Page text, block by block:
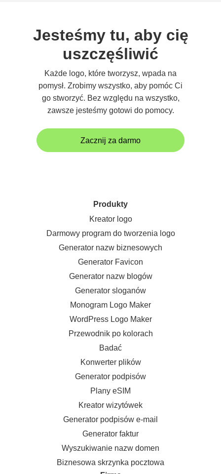
Jesteśmy tu, aby cię
uszczęśliwić
Każde logo, które tworzysz, wpada na
pomysł. Zrobimy wszystko, aby pomóc Ci
go stworzyć. Bez względu na wszystko,
zawsze jesteśmy gotowi do pomocy.
Zacznij za darmo
Produkty
Kreator logo
Darmowy program do tworzenia logo
Generator nazw biznesowych
Generator Favicon
Generator nazw blogów
Generator sloganów
Monogram Logo Maker
WordPress Logo Maker
Przewodnik po kolorach
Badać
Konwerter plików
Generator podpisów
Plany eSIM
Kreator wizytówek
Generator podpisów e-mail
Generator faktur
Wyszukiwanie nazw domen
Biznesowa skrzynka pocztowa